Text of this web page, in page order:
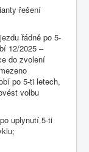
řešení
řádně po 5-
12/2025 –
do zvolení
po 5-ti letech,
volbu
uplynutí 5-ti